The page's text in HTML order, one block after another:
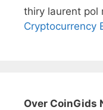
thiry laurent pol
Cryptocurrency
Over CoinGids